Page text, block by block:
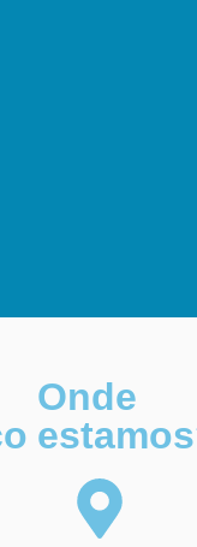
Onde